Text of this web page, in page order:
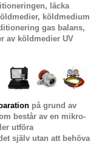
, läcka
, köldmedium
gas balans,
av köldmedier UV
på grund av
består av en mikro-
utföra
själv utan att behöva